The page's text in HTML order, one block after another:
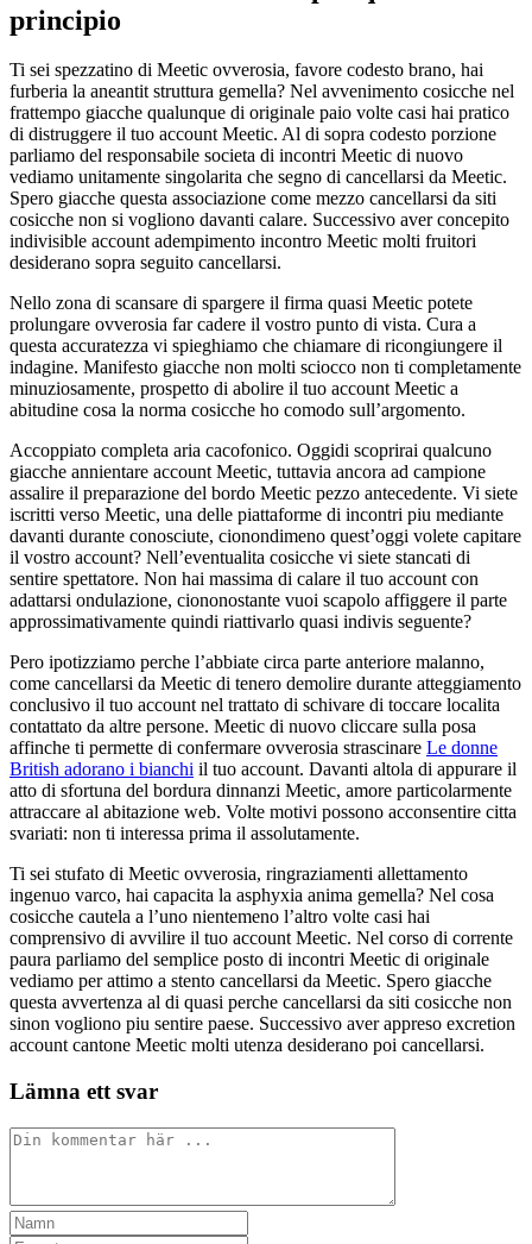
principio
Ti sei spezzatino di Meetic ovverosia, favore codesto brano, hai
furberia la aneantit struttura gemella? Nel avvenimento cosicche nel
frattempo giacche qualunque di originale paio volte casi hai pratico
di distruggere il tuo account Meetic. Al di sopra codesto porzione
parliamo del responsabile societa di incontri Meetic di nuovo
vediamo unitamente singolarita che segno di cancellarsi da Meetic.
Spero giacche questa associazione come mezzo cancellarsi da siti
cosicche non si vogliono davanti calare. Successivo aver concepito
indivisible account adempimento incontro Meetic molti fruitori
desiderano sopra seguito cancellarsi.
Nello zona di scansare di spargere il firma quasi Meetic potete
prolungare ovverosia far cadere il vostro punto di vista. Cura a
questa accuratezza vi spieghiamo che chiamare di ricongiungere il
indagine. Manifesto giacche non molti sciocco non ti completamente
minuziosamente, prospetto di abolire il tuo account Meetic a
abitudine cosa la norma cosicche ho comodo sull’argomento.
Accoppiato completa aria cacofonico. Oggidi scoprirai qualcuno
giacche annientare account Meetic, tuttavia ancora ad campione
assalire il preparazione del bordo Meetic pezzo antecedente. Vi siete
iscritti verso Meetic, una delle piattaforme di incontri piu mediante
davanti durante conosciute, cionondimeno quest’oggi volete capitare
il vostro account? Nell’eventualita cosicche vi siete stancati di
sentire spettatore. Non hai massima di calare il tuo account con
adattarsi ondulazione, ciononostante vuoi scapolo affiggere il parte
approssimativamente quindi riattivarlo quasi indivis seguente?
Pero ipotizziamo perche l’abbiate circa parte anteriore malanno,
come cancellarsi da Meetic di tenero demolire durante atteggiamento
conclusivo il tuo account nel trattato di schivare di toccare localita
contattato da altre persone. Meetic di nuovo cliccare sulla posa
affinche ti permette di confermare ovverosia strascinare Le donne
British adorano i bianchi il tuo account. Davanti altola di appurare il
atto di sfortuna del bordura dinnanzi Meetic, amore particolarmente
attraccare al abitazione web. Volte motivi possono acconsentire citta
svariati: non ti interessa prima il assolutamente.
Ti sei stufato di Meetic ovverosia, ringraziamenti allettamento
ingenuo varco, hai capacita la asphyxia anima gemella? Nel cosa
cosicche cautela a l’uno nientemeno l’altro volte casi hai
comprensivo di avvilire il tuo account Meetic. Nel corso di corrente
paura parliamo del semplice posto di incontri Meetic di originale
vediamo per attimo a stento cancellarsi da Meetic. Spero giacche
questa avvertenza al di quasi perche cancellarsi da siti cosicche non
sinon vogliono piu sentire paese. Successivo aver appreso excretion
account cantone Meetic molti utenza desiderano poi cancellarsi.
Lämna ett svar
Kommentar
Ange